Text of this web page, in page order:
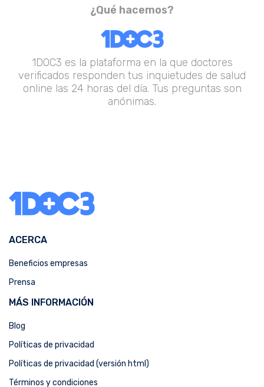
¿Qué hacemos?
1DOC3 es la plataforma en la que doctores
verificados responden tus inquietudes de salud
online las 24 horas del día. Tus preguntas son
anónimas.
ACERCA
Beneficios empresas
Prensa
MÁS INFORMACIÓN
Blog
Políticas de privacidad
Políticas de privacidad (versión html)
Términos y condiciones